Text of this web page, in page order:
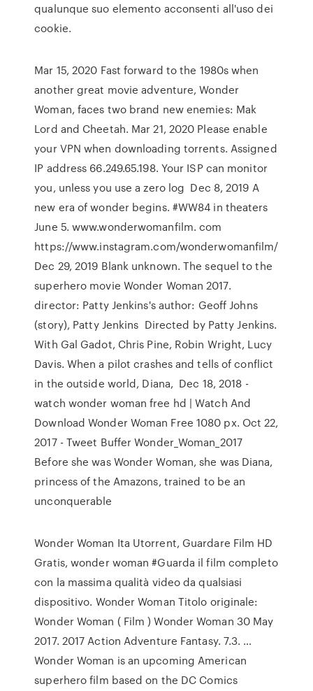
qualunque suo elemento acconsenti all'uso dei
cookie.
Mar 15, 2020 Fast forward to the 1980s when
another great movie adventure, Wonder
Woman, faces two brand new enemies: Mak
Lord and Cheetah. Mar 21, 2020 Please enable
your VPN when downloading torrents. Assigned
IP address 66.249.65.198. Your ISP can monitor
you, unless you use a zero log Dec 8, 2019 A
new era of wonder begins. #WW84 in theaters
June 5. www.wonderwomanfilm. com
https://www.instagram.com/wonderwomanfilm/
Dec 29, 2019 Blank unknown. The sequel to the
superhero movie Wonder Woman 2017.
director: Patty Jenkins's author: Geoff Johns
(story), Patty Jenkins Directed by Patty Jenkins.
With Gal Gadot, Chris Pine, Robin Wright, Lucy
Davis. When a pilot crashes and tells of conflict
in the outside world, Diana, Dec 18, 2018 -
watch wonder woman free hd | Watch And
Download Wonder Woman Free 1080 px. Oct 22,
2017 - Tweet Buffer Wonder_Woman_2017
Before she was Wonder Woman, she was Diana,
princess of the Amazons, trained to be an
unconquerable
Wonder Woman Ita Utorrent, Guardare Film HD
Gratis, wonder woman #Guarda il film completo
con la massima qualità video da qualsiasi
dispositivo. Wonder Woman Titolo originale:
Wonder Woman ( Film ) Wonder Woman 30 May
2017. 2017 Action Adventure Fantasy. 7.3. …
Wonder Woman is an upcoming American
superhero film based on the DC Comics